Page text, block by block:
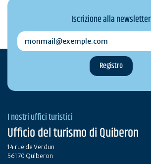
Iscrizione alla newsletter
monmail@exemple.com
I nostri uffici turistici
Ufficio del turismo di Quiberon
14 rue de Verdun
56170 Quiberon